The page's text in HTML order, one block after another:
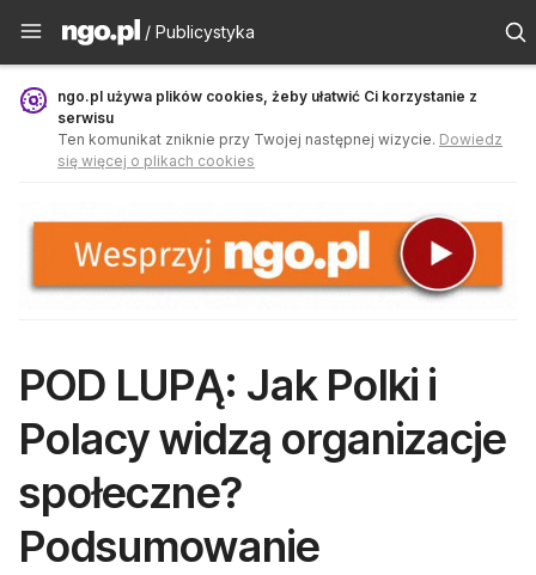
Publicystyka - ngo.pl
/ Publicystyka
ngo.pl używa plików cookies, żeby ułatwić Ci korzystanie z
serwisu
Ten komunikat zniknie przy Twojej następnej wizycie. Dowiedz
się więcej o plikach cookies
POD LUPĄ: Jak Polki i
Polacy widzą organizacje
społeczne?
Podsumowanie